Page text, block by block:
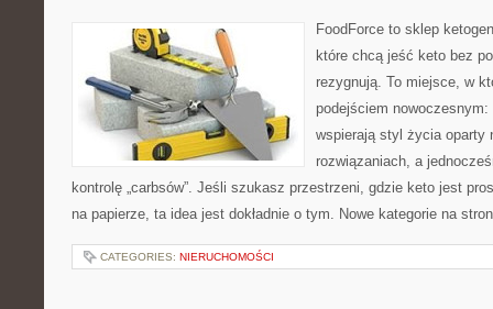
FoodForce to sklep
które chcą jeść keto bez
rezygnują. To miejsce, w
podejściem
wspierają styl życia oparty
rozwiązaniach, a
kontrolę „carbsów”. Jeśli szukasz przestrzeni, gdzie keto jest
na papierze, ta idea jest dokładnie o tym. Nowe kategorie na
CATEGORIES: NIERUCHOMOŚCI